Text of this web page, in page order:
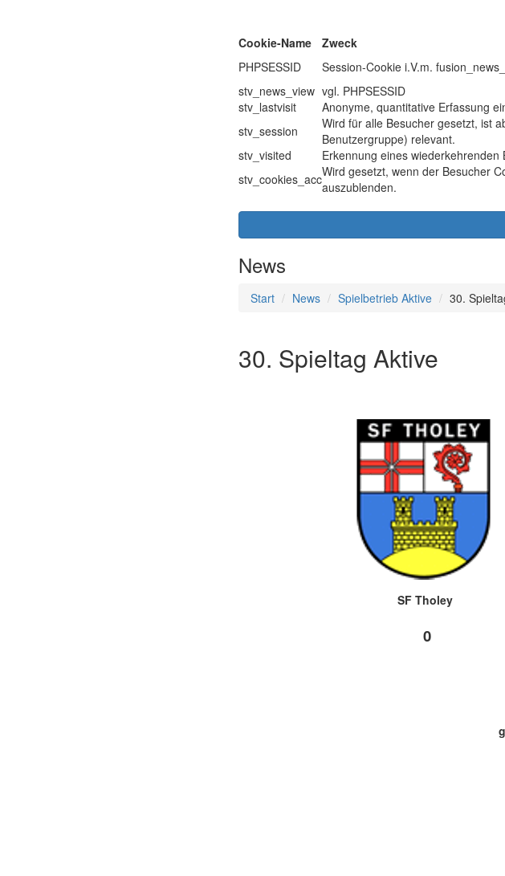
Cookie-Name Zweck
PHPSESSID
Session-Cookie i.V.m.
stv_news_view vgl. PHPSESSID
stv_lastvisit
Anonyme, quantitative Erfassung
stv_session
Wird für alle Besucher gesetzt, ist
Benutzergruppe) relevant.
stv_visited
Erkennung eines
stv_cookies_accWird gesetzt, wenn der Besucher
auszublenden.
News
Start News Spielbetrieb Aktive 30.
30. Spieltag Aktive
SF Tholey
0